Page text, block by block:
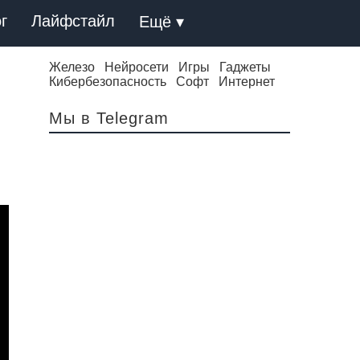
Лайфстайл Ещё ▾
Железо Нейросети Игры
Гаджеты
Кибербезопасность
Софт Интернет
Мы в Telegram